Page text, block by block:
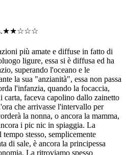
★★☆☆☆
più amate e diffuse in fatto di
ligure, essa si è diffusa ed ha
superando l'oceano e le
la sua "anzianità", essa non passa
l'infanzia, quando la focaccia,
faceva capolino dallo zainetto
che arrivasse l'intervallo per
la nonna, o ancora la mamma,
i pic nic in spiaggia. La
stesso, semplicemente
di sale, è ancora la principessa
La ritroviamo spesso